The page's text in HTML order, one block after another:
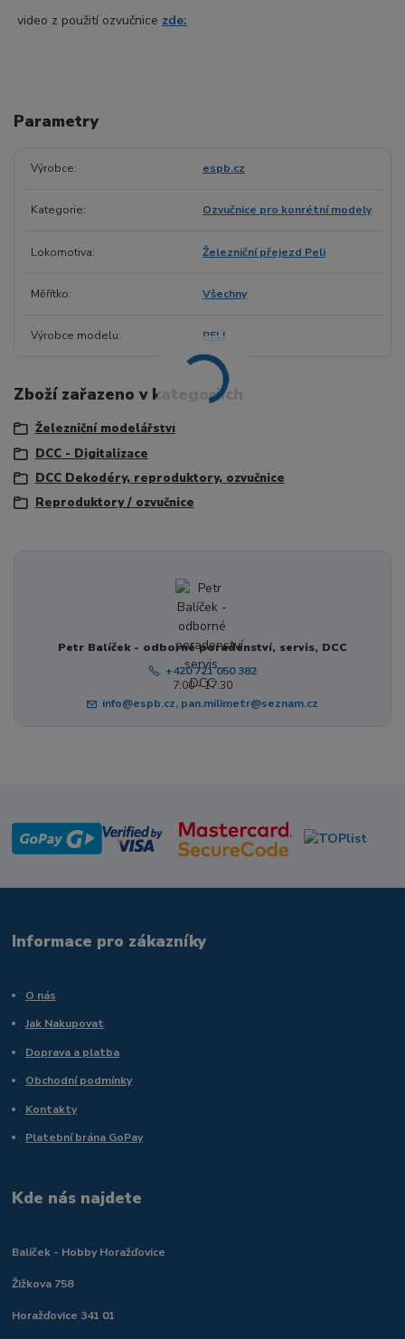
video z použití ozvučnice zde:
Parametry
Výrobce espb.cz
Kategorie Ozvučnice pro konrétní modely
Lokomotiva Železniční přejezd Peli
Měřítko Všechny
Výrobce modelu PELI
Zboží zařazeno v kategoriích
Železniční modelářství
DCC - Digitalizace
DCC Dekodéry, reproduktory, ozvučnice
Reproduktory / ozvučnice
Petr Balíček - odborné poradenství, servis, DCC
+420 721 050 382
7:00 - 17:30
info@espb.cz, pan.milimetr@seznam.cz
Informace pro zákazníky
O nás
Jak Nakupovat
Doprava a platba
Obchodní podmínky
Kontakty
Platební brána GoPay
Kde nás najdete
Balíček - Hobby Horažďovice
Žižkova 758
Horažďovice 341 01